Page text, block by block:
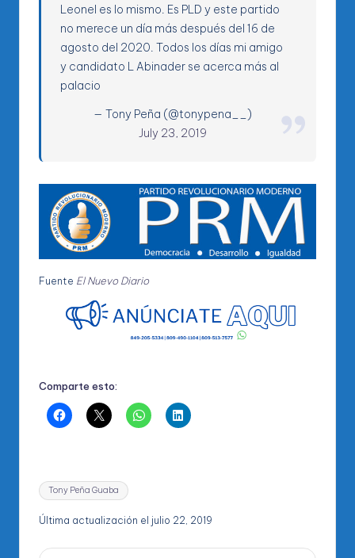
Leonel es lo mismo. Es PLD y este partido
no merece un día más después del 16 de
agosto del 2020. Todos los días mi amigo
y candidato L Abinader se acerca más al
palacio
— Tony Peña (@tonypena__)
July 23, 2019
Fuente El Nuevo Diario
Comparte esto:
Etiquetas:
Tony Peña Guaba
Última actualización el julio 22, 2019